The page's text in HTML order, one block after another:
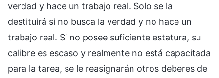
verdad y hace un trabajo real. Solo se la
destituirá si no busca la verdad y no hace un
trabajo real. Si no posee suficiente estatura, su
calibre es escaso y realmente no está capacitada
para la tarea, se le reasignarán otros deberes de